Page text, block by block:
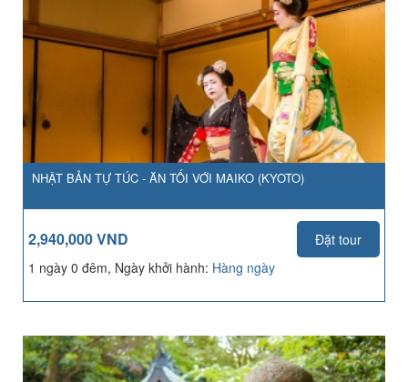
NHẬT BẢN TỰ TÚC - ĂN TỐI VỚI MAIKO (KYOTO)
2,940,000 VND
Đặt tour
1 ngày 0 đêm, Ngày khởi hành: Hàng ngày